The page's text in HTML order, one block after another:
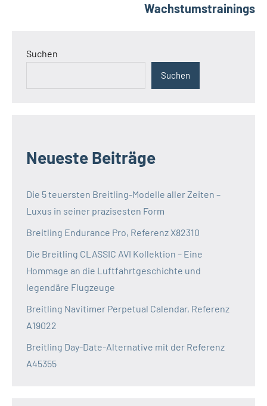
Wachstumstrainings
Suchen
Suchen
Neueste Beiträge
Die 5 teuersten Breitling-Modelle aller Zeiten –
Luxus in seiner prazisesten Form
Breitling Endurance Pro, Referenz X82310
Die Breitling CLASSIC AVI Kollektion – Eine
Hommage an die Luftfahrtgeschichte und
legendäre Flugzeuge
Breitling Navitimer Perpetual Calendar, Referenz
A19022
Breitling Day-Date-Alternative mit der Referenz
A45355